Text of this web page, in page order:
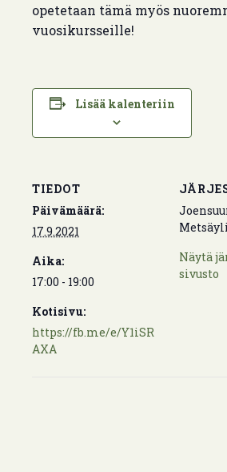
opetetaan tämä myös
vuosikursseille!
Lisää kalenteriin
TIEDOT
Päivämäärä:
17.9.2021
Aika:
17:00 - 19:00
Kotisivu:
https://fb.me/e/Y1iSR
AXA
Näytä
sivusto